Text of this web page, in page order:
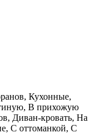
Кухонные,
В прихожую
Диван-кровать, На
С оттоманкой, С